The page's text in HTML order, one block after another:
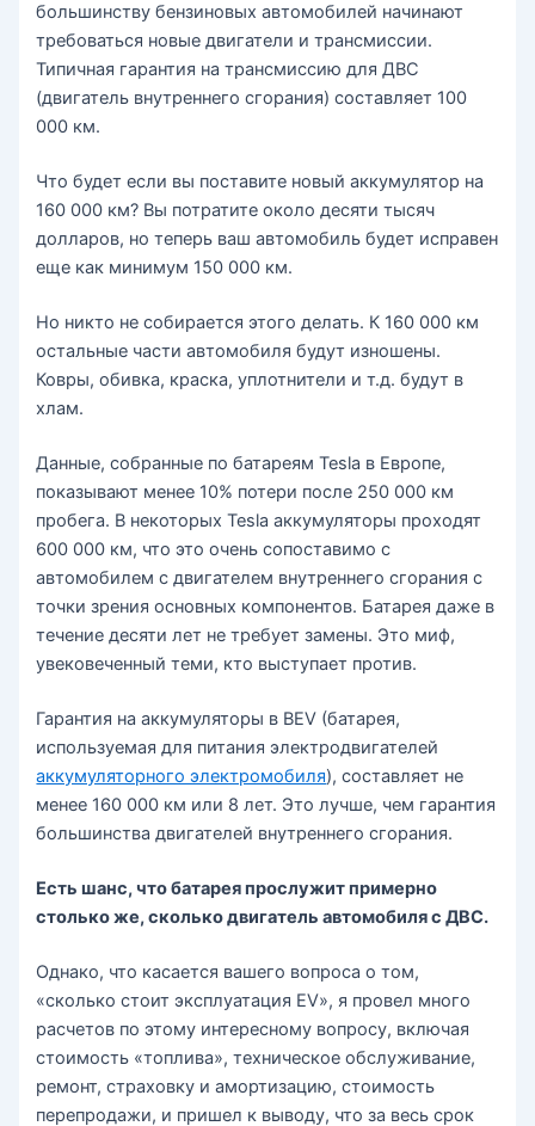
большинству бензиновых автомобилей начинают
требоваться новые двигатели и трансмиссии.
Типичная гарантия на трансмиссию для ДВС
(двигатель внутреннего сгорания) составляет 100
000 км.
Что будет если вы поставите новый аккумулятор на
160 000 км? Вы потратите около десяти тысяч
долларов, но теперь ваш автомобиль будет исправен
еще как минимум 150 000 км.
Но никто не собирается этого делать. К 160 000 км
остальные части автомобиля будут изношены.
Ковры, обивка, краска, уплотнители и т.д. будут в
хлам.
Данные, собранные по батареям Tesla в Европе,
показывают менее 10% потери после 250 000 км
пробега. В некоторых Tesla аккумуляторы проходят
600 000 км, что это очень сопоставимо с
автомобилем с двигателем внутреннего сгорания с
точки зрения основных компонентов. Батарея даже в
течение десяти лет не требует замены. Это миф,
увековеченный теми, кто выступает против.
Гарантия на аккумуляторы в BEV (батарея,
используемая для питания электродвигателей
аккумуляторного электромобиля), составляет не
менее 160 000 км или 8 лет. Это лучше, чем гарантия
большинства двигателей внутреннего сгорания.
Есть шанс, что батарея прослужит примерно
столько же, сколько двигатель автомобиля с ДВС.
Однако, что касается вашего вопроса о том,
«сколько стоит эксплуатация EV», я провел много
расчетов по этому интересному вопросу, включая
стоимость «топлива», техническое обслуживание,
ремонт, страховку и амортизацию, стоимость
перепродажи, и пришел к выводу, что за весь срок